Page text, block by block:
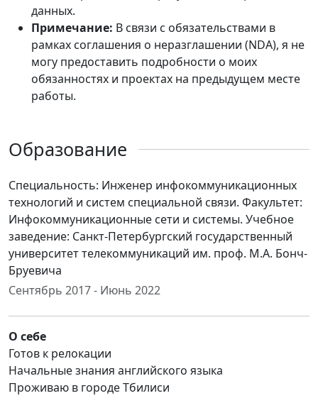
данных.
Примечание: В связи с обязательствами в
рамках соглашения о неразглашении (NDA), я не
могу предоставить подробности о моих
обязанностях и проектах на предыдущем месте
работы.
Образование
Специальность: Инженер инфокоммуникационных
технологий и систем специальной связи. Факультет:
Инфокоммуникационные сети и системы. Учебное
заведение: Санкт-Петербургский государственный
университет телекоммуникаций им. проф. М.А. Бонч-
Бруевича
Сентябрь 2017 - Июнь 2022
О себе
Готов к релокации
Начальные знания английского языка
Проживаю в городе Тбилиси